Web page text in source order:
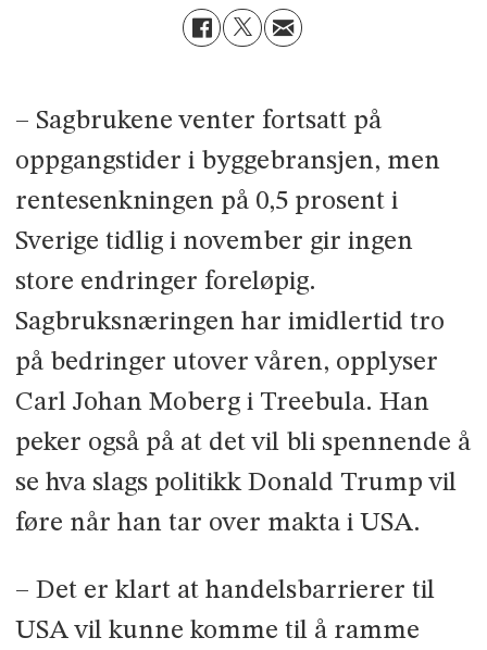
– Sagbrukene venter fortsatt på
oppgangstider i bygge­bransjen, men
rentesenkningen på 0,5 prosent i
Sverige tidlig i november gir ingen
store endringer fore­løpig.
Sagbruksnæringen har imidlertid tro
på bedringer utover våren, opplyser
Carl Johan Moberg i Treebula. Han
peker også på at det vil bli spennende å
se hva slags politikk Donald Trump vil
føre når han tar over makta i USA.
– Det er klart at handelsbarrierer til
USA vil kunne komme til å ramme